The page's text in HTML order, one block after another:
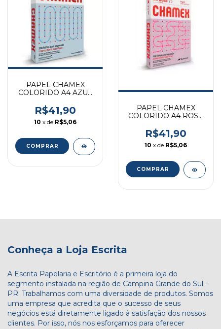
PAPEL CHAMEX
COLORIDO A4 AZUL
R$41,90
10 x de R$5,06
PAPEL CHAMEX
COLORIDO A4 ROSA
R$41,90
10 x de R$5,06
Conheça a Loja Escrita
A Escrita Papelaria e Escritório é a primeira loja do
segmento instalada na região de Campina Grande do Sul -
PR. Trabalhamos com uma diversidade de produtos. Somos
uma empresa que acredita que o sucesso de seus
negócios está diretamente ligado à satisfação dos nossos
clientes. Por isso, nós nos esforçamos para oferecer